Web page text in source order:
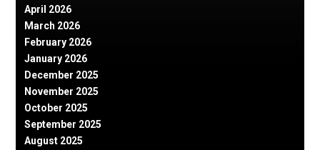
April 2026
March 2026
February 2026
January 2026
December 2025
November 2025
October 2025
September 2025
August 2025